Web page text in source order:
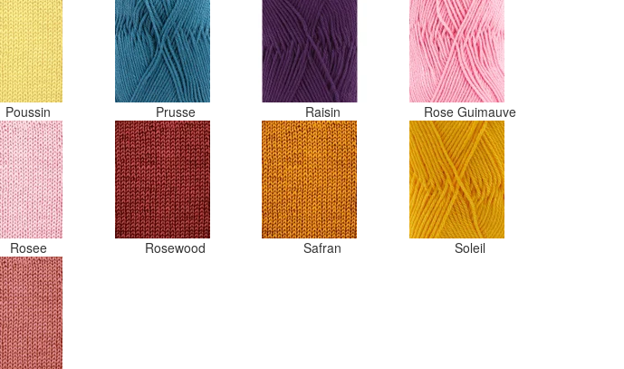
Poussin Prusse Raisin Rose Guimauve
Rosee Rosewood Safran Soleil